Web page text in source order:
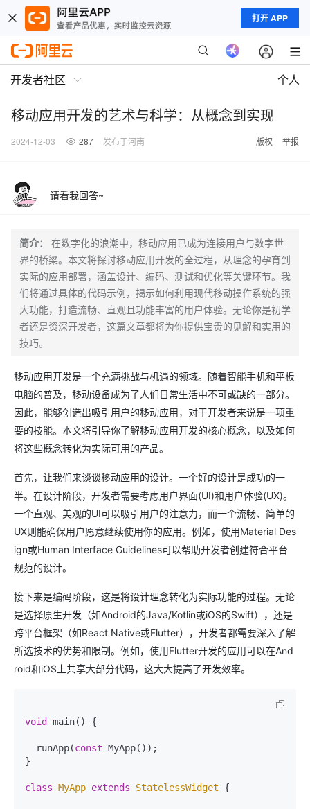
打开 APP
开发者社区 个人
移动应用开发的艺术与科学：从概念到实现
2024-12-03 287 发布于河南 版权 举报
请看我回答~
简介：
在数字化的浪潮中，移动应用已成为连接用户与数字世
界的桥梁。本文将探讨移动应用开发的全过程，从理念的孕育到
实际的应用部署，涵盖设计、编码、测试和优化等关键环节。我
们将通过具体的代码示例，揭示如何利用现代移动操作系统的强
大功能，打造流畅、直观且功能丰富的用户体验。无论你是初学
者还是资深开发者，这篇文章都将为你提供宝贵的见解和实用的
技巧。
移动应用开发是一个充满挑战与机遇的领域。随着智能手机和平板
电脑的普及，移动设备成为了人们日常生活中不可或缺的一部分。
因此，能够创造出吸引用户的移动应用，对于开发者来说是一项重
要的技能。本文将引导你了解移动应用开发的核心概念，以及如何
将这些概念转化为实际可用的产品。
首先，让我们来谈谈移动应用的设计。一个好的设计是成功的一
半。在设计阶段，开发者需要考虑用户界面(UI)和用户体验(UX)。
一个直观、美观的UI可以吸引用户的注意力，而一个流畅、简单的
UX则能确保用户愿意继续使用你的应用。例如，使用Material Des
ign或Human Interface Guidelines可以帮助开发者创建符合平台
规范的设计。
接下来是编码阶段，这是将设计理念转化为实际功能的过程。无论
是选择原生开发（如Android的Java/Kotlin或iOS的Swift），还是
跨平台框架（如React Native或Flutter），开发者都需要深入了解
所选技术的优势和限制。例如，使用Flutter开发的应用可以在And
roid和iOS上共享大部分代码，这大大提高了开发效率。
void main() {
  runApp(
const MyApp());
}
class MyApp extends StatelessWidget {